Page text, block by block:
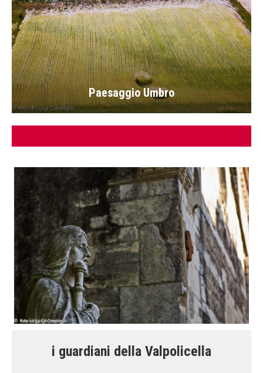
Paesaggio Umbro
i guardiani della Valpolicella